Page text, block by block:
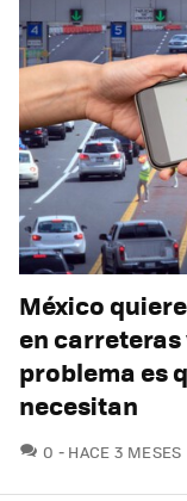
México
en
problema es
necesitan
0 COMENTARIOS
HACE 3 MESES